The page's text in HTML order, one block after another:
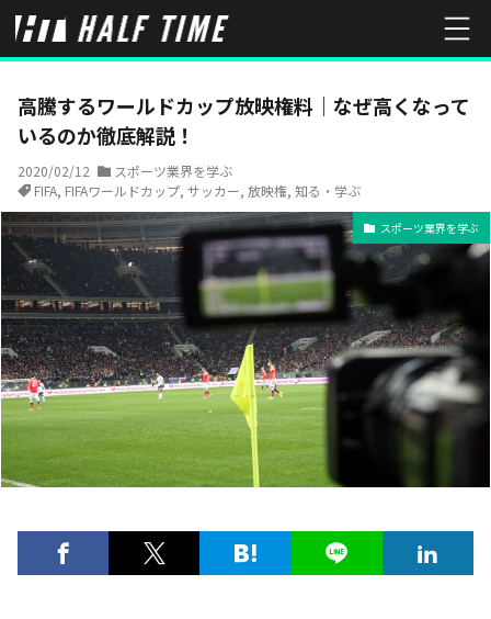
HOME スポーツ業界を学ぶ 高騰するワールドカップ放映権料｜な
高騰するワールドカップ放映権料｜なぜ高くなって
いるのか徹底解説！
2020/02/12
スポーツ業界を学ぶ
FIFA, FIFAワールドカップ, サッカー, 放映権, 知る・学ぶ
スポーツ業界を学ぶ